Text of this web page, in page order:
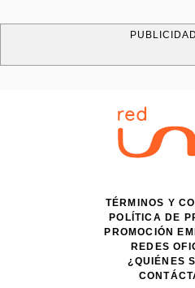
PUBLICIDAD
TÉRMINOS Y
POLÍTICA DE
PROMOCIÓN
REDES
¿QUIÉNES